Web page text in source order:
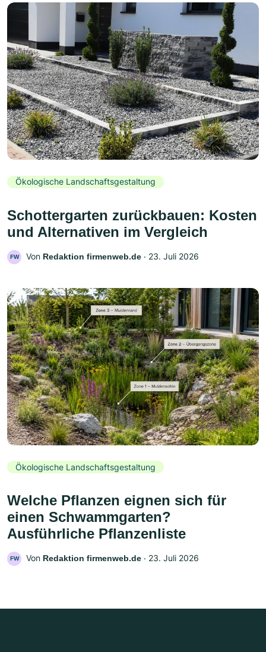
Ökologische Landschaftsgestaltung
Schottergarten zurückbauen: Kosten
und Alternativen im Vergleich
FW Von Redaktion firmenweb.de ‧ 23. Juli 2026
Ökologische Landschaftsgestaltung
Welche Pflanzen eignen sich für
einen Schwammgarten?
Ausführliche Pflanzenliste
FW Von Redaktion firmenweb.de ‧ 23. Juli 2026